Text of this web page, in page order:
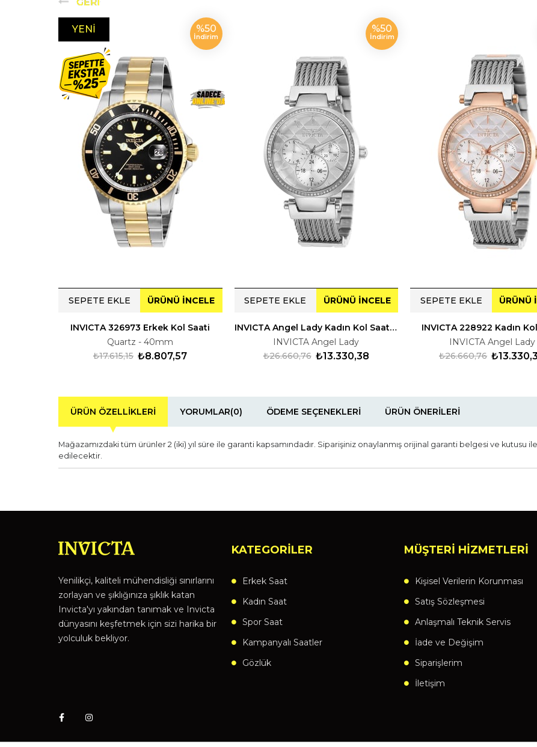
INVICTA 326973 Erkek Kol Saati
Quartz - 40mm
₺8.807,57
₺17.615,15
SEPETE EKLE ÜRÜNÜ İNCELE
%50
İndirim
YENI
ÜRÜN
INVICTA Angel Lady Kadın Kol Saati 228915
INVICTA Angel Lady
₺13.330,38
₺26.660,76
SEPETE EKLE ÜRÜNÜ İNCELE
%50
İndirim
INVICTA 228922 Kadın
INVICTA Angel Lady
₺26.660,76
SEPETE EKLE ÜRÜNÜ
ÜRÜN ÖZELLIKLERI YORUMLAR(0) ÖDEME SEÇENEKLERI ÜRÜN ÖNERILERI
Mağazamızdaki tüm ürünler 2 (iki) yıl süre ile garanti kapsamındadır. Siparişiniz onaylanmış orijinal garanti belgesi ve kutusu
edilecektir.
Yenilikçi, kaliteli mühendisliği sınırlarını
zorlayan ve şıklığınıza şıklık katan
Invicta'yı yakından tanımak ve Invicta
dünyasını keşfetmek için sizi harika bir
yolculuk bekliyor.
KATEGORİLER
Erkek Saat
Kadın Saat
Spor Saat
Kampanyalı Saatler
Gözlük
MÜŞTERİ HİZMETLERİ
Kişisel Verilerin Korunması
Satış Sözleşmesi
Anlaşmalı Teknik Servis
İade ve Değişim
Siparişlerim
İletişim